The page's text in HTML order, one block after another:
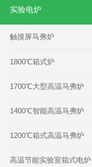
实验电炉
触摸屏马弗炉
1800℃箱式炉
1700℃大型高温马弗炉
1400℃智能高温马弗炉
1200℃箱式高温马弗炉
高温节能实验室箱式电炉